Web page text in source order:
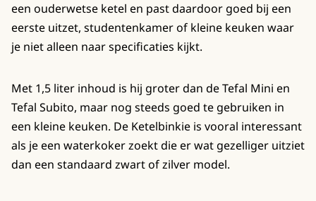
een ouderwetse ketel en past daardoor goed bij een
eerste uitzet, studentenkamer of kleine keuken waar
je niet alleen naar specificaties kijkt.
Met 1,5 liter inhoud is hij groter dan de Tefal Mini en
Tefal Subito, maar nog steeds goed te gebruiken in
een kleine keuken. De Ketelbinkie is vooral interessant
als je een waterkoker zoekt die er wat gezelliger uitziet
dan een standaard zwart of zilver model.